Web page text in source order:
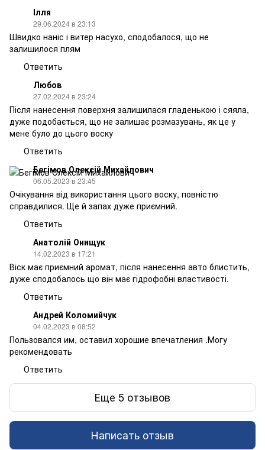
Ілля
29.06.2024 в 23:13
Швидко наніс і витер насухо, сподобалося, що не
залишилося плям
Ответить
Любов
27.02.2024 в 23:24
Після нанесення поверхня залишилася гладенькою і сяяла,
дуже подобається, що не залишає розмазувань, як це у
мене було до цього воску
Ответить
Бегімов Олексій Михайлович
06.05.2023 в 23:45
Очікування від використання цього воску, повністю
справдилися. Ще й запах дуже приємний.
Ответить
Анатолій Онищук
14.02.2023 в 17:21
Віск має приємний аромат, після нанесення авто блистить,
дуже сподобалось що він має гідрофобні властивості.
Ответить
Андрей Коломийчук
04.02.2023 в 08:52
Пользовался им, оставил хорошие впечатления .Могу
рекомендовать
Ответить
Еще 5 отзывов
Написать отзыв